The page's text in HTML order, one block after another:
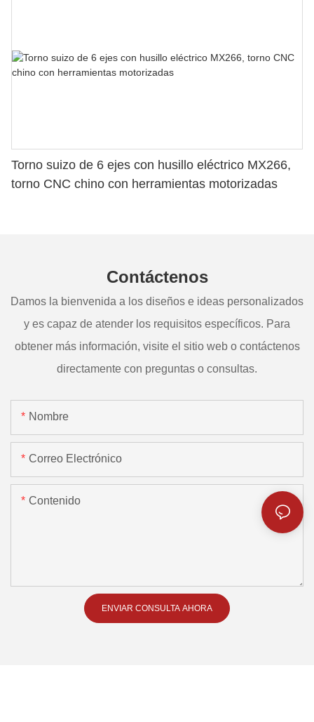
Torno suizo de 6 ejes con husillo eléctrico MX266,
torno CNC chino con herramientas motorizadas
Contáctenos
Damos la bienvenida a los diseños e ideas personalizados
y es capaz de atender los requisitos específicos. Para
obtener más información, visite el sitio web o contáctenos
directamente con preguntas o consultas.
Nombre
Correo Electrónico
Contenido
ENVIAR CONSULTA AHORA